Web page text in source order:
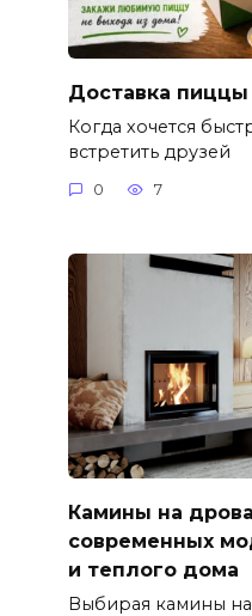
Доставка пиццы
Когда хочется
встретить друзей
0 7
Камины на
современных
и теплого дома
Выбирая камины